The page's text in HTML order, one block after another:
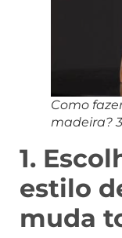
Como
madeira? 3
1.
estilo
muda